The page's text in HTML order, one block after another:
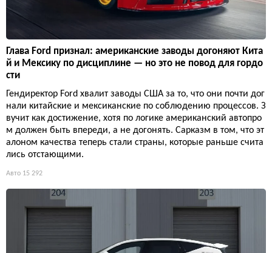
Глава Ford признал: американские заводы догоняют Кита
й и Мексику по дисциплине — но это не повод для гордо
сти
Гендиректор Ford хвалит заводы США за то, что они почти дог
нали китайские и мексиканские по соблюдению процессов. З
вучит как достижение, хотя по логике американский автопро
м должен быть впереди, а не догонять. Сарказм в том, что эт
алоном качества теперь стали страны, которые раньше счита
лись отстающими.
Авто 15 292